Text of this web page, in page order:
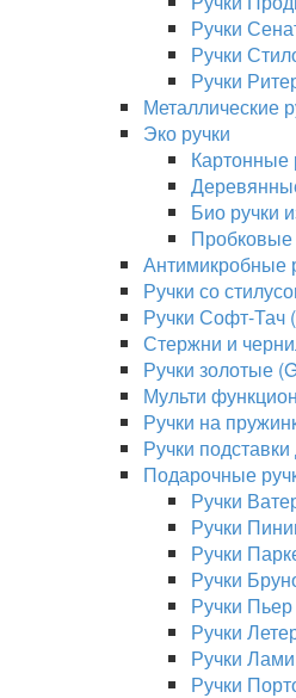
Ручки
Ручки
Ручки
Металлические
Эко ручки
Картонные
Био ручки
Пробковые
Антимикробные
Ручки со
Ручки Софт-Тач
Стержни и
Ручки золотые
Мульти
Ручки на
Ручки
Подарочные
Ручки
Ручки
Ручки
Ручки
Ручки
Ручки
Ручки
Ручки